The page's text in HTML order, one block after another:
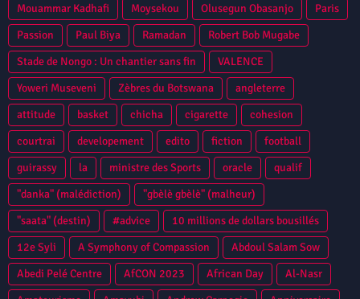
Mouammar Kadhafi
Moysekou Olusegun Obasanjo
Paris
Passion
Paul Biya Ramadan
Robert Bob Mugabe
Stade de Nongo : Un chantier sans fin
VALENCE
Yoweri Museveni
Zèbres du Botswana
angleterre
attitude
basket chicha cigarette
cohesion
courtrai
developement edito fiction
football
guirassy
la ministre des Sports oracle
qualif
"danka" (malédiction)
"gbèlè gbèlè" (malheur)
"saata" (destin)
#advice
10 millions de dollars bousillés
12e Syli
A Symphony of Compassion
Abdoul Salam Sow
Abedi Pelé Centre
AfCON 2023 African Day
Al-Nasr